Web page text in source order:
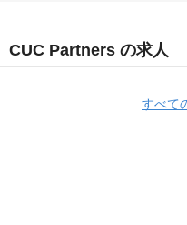
CUC Partners の求人
すべて